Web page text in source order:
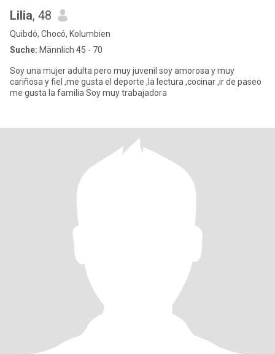
Lilia, 48
Quibdó, Chocó, Kolumbien
Suche: Männlich 45 - 70
Soy una mujer adulta pero muy juvenil soy amorosa y muy
cariñosa y fiel ,me gusta el deporte ,la lectura ,cocinar ,ir de paseo
me gusta la familia Soy muy trabajadora